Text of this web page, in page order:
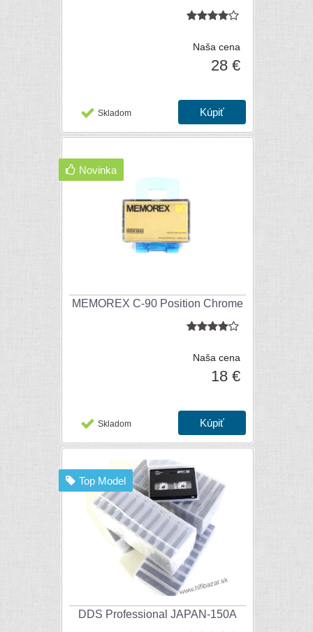
Naša cena
28 €
Skladom
MEMOREX C-90 Position Chrome
Naša cena
18 €
Skladom
Novinka
DDS Professional JAPAN-150A
Top Model